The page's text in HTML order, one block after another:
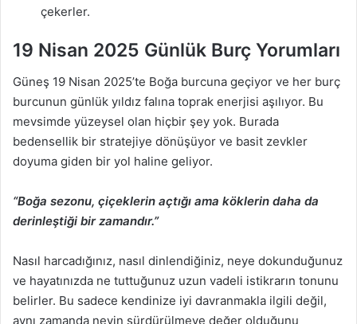
çekerler.
19 Nisan 2025 Günlük Burç Yorumları
Güneş 19 Nisan 2025’te Boğa burcuna geçiyor ve her burç
burcunun günlük yıldız falına toprak enerjisi aşılıyor. Bu
mevsimde yüzeysel olan hiçbir şey yok. Burada
bedensellik bir stratejiye dönüşüyor ve basit zevkler
doyuma giden bir yol haline geliyor.
“Boğa sezonu, çiçeklerin açtığı ama köklerin daha da
derinleştiği bir zamandır.”
Nasıl harcadığınız, nasıl dinlendiğiniz, neye dokunduğunuz
ve hayatınızda ne tuttuğunuz uzun vadeli istikrarın tonunu
belirler. Bu sadece kendinize iyi davranmakla ilgili değil,
aynı zamanda neyin sürdürülmeye değer olduğunu